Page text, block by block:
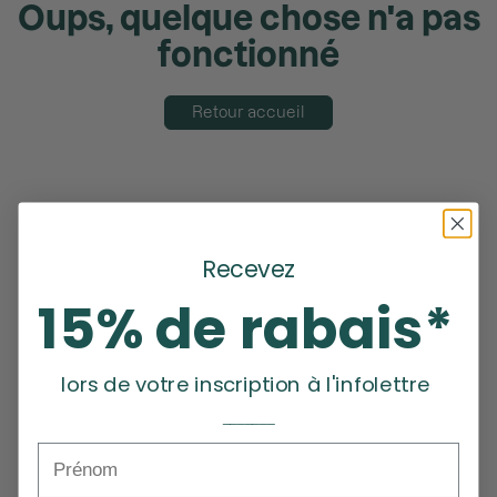
Oups, quelque chose n'a pas
fonctionné
Retour accueil
Recevez
15% de rabais*
lors de votre inscription à l'infolettre